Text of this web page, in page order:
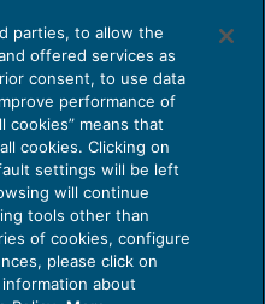
dell’AI:
parties, to allow the
offered services as
consent, to use data
performance of
cookies” means that
cookies. Clicking on
settings will be left
will continue
tools other than
of cookies, configure
please click on
about